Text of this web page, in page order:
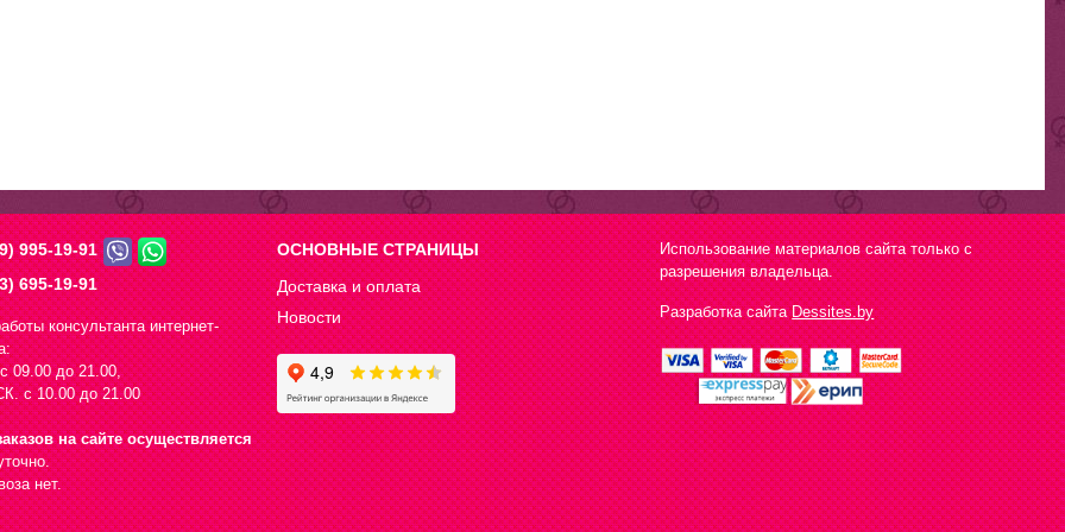
995-19-91
695-19-91
консультанта интернет-
09.00 до 21.00,
с 10.00 до 21.00
на сайте осуществляется
нет.
ОСНОВНЫЕ СТРАНИЦЫ
Доставка и оплата
Новости
Использование материалов сайта только с
разрешения владельца.
Разработка сайтаDessites.by